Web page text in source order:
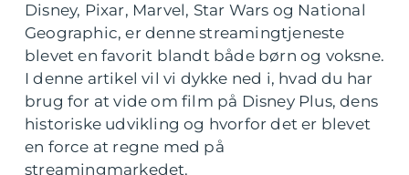
Disney, Pixar, Marvel, Star Wars og National
Geographic, er denne streamingtjeneste
blevet en favorit blandt både børn og voksne.
I denne artikel vil vi dykke ned i, hvad du har
brug for at vide om film på Disney Plus, dens
historiske udvikling og hvorfor det er blevet
en force at regne med på
streamingmarkedet.